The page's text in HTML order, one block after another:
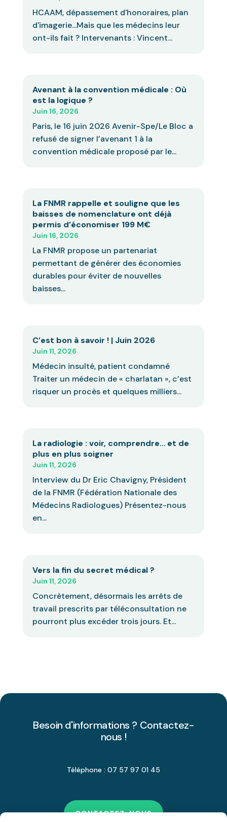
HCAAM, dépassement d'honoraires, plan
d'imagerie...Mais que les médecins leur
ont-ils fait ? Intervenants : Vincent...
Avenant à la convention médicale : Où
est la logique ?
Juin 16, 2026
Paris, le 16 juin 2026 Avenir-Spe/Le Bloc a
refusé de signer l’avenant 1 à la
convention médicale proposé par le...
La FNMR rappelle et souligne que les
baisses de nomenclature ont déjà
permis d’économiser 199 M€
Juin 16, 2026
La FNMR propose un partenariat
permettant de générer des économies
durables pour éviter de nouvelles
baisses...
C’est bon à savoir ! | Juin 2026
Juin 11, 2026
Médecin insulté, patient condamné
Traiter un médecin de « charlatan », c’est
risquer un procès et quelques milliers...
La radiologie : voir, comprendre… et de
plus en plus soigner
Juin 11, 2026
Interview du Dr Eric Chavigny, Président
de la FNMR (Fédération Nationale des
Médecins Radiologues) Présentez-nous
en...
Vers la fin du secret médical ?
Juin 11, 2026
Concrètement, désormais les arrêts de
travail prescrits par téléconsultation ne
pourront plus excéder trois jours. Et...
Besoin d'informations ? Contactez-
nous !
Téléphone : 07 57 97 01 45
CONTACTEZ-NOUS